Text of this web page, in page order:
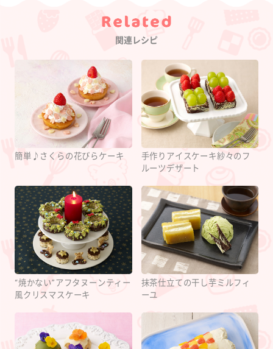
Category
関連レシピ
簡単♪さくらの花びらケーキ
手作りアイスケーキ紗々のフ
ルーツデザート
“焼かない”アフタヌーンティー
風クリスマスケーキ
抹茶仕立ての干し芋ミルフィ
ーユ